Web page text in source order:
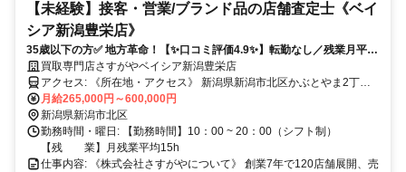
【未経験】接客・営業/ブランド品の店舗査定士《ベイ
シア新潟豊栄店》
35歳以下の方✅ 地方革命！【✨口コミ評価4.9✨】転勤なし／残業月平均
15時間／ベストベンチャー100選出！
買取専門店さすがやベイシア新潟豊栄店
アクセス: 《所在地・アクセス》 新潟県新潟市北区かぶとやま2丁目
1−62 ベイシア 新潟豊栄店 1F 自転車用品コーナーのある 出入口から
入って左手、 SoftBank・Y!mobile様の左隣
月給265,000円～600,000円
新潟県新潟市北区
勤務時間・曜日: 【勤務時間】10：00 ~ 20：00（シフト制）
【残 業】月残業平均15h
仕事内容: 《株式会社さすがやについて》 創業7年で120店舗展開、売